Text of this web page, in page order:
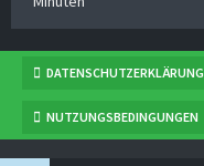
DATENSCHUTZERKLÄRUNG
NUTZUNGSBEDINGUNGEN